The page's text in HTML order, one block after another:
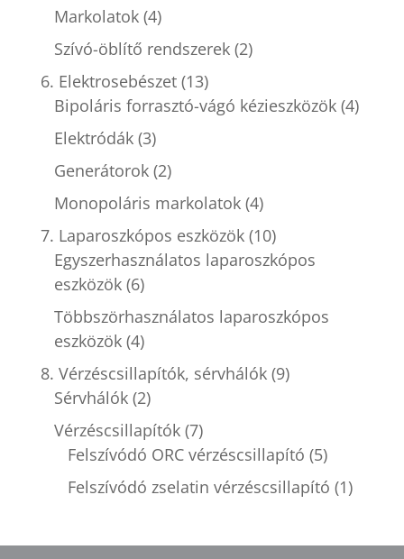
Markolatok (4)
Szívó-öblítő rendszerek (2)
6. Elektrosebészet (13)
Bipoláris forrasztó-vágó kézieszközök (4)
Elektródák (3)
Generátorok (2)
Monopoláris markolatok (4)
7. Laparoszkópos eszközök (10)
Egyszerhasználatos laparoszkópos
eszközök (6)
Többszörhasználatos laparoszkópos
eszközök (4)
8. Vérzéscsillapítók, sérvhálók (9)
Sérvhálók (2)
Vérzéscsillapítók (7)
Felszívódó ORC vérzéscsillapító (5)
Felszívódó zselatin vérzéscsillapító (1)